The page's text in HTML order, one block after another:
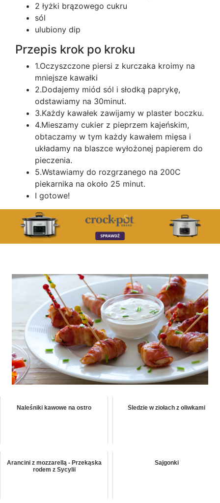
2 łyżki brązowego cukru
sól
ulubiony dip
Przepis krok po kroku
1.Oczyszczone piersi z kurczaka kroimy na
mniejsze kawałki
2.Dodajemy miód sól i słodką paprykę,
odstawiamy na 30minut.
3.Każdy kawałek zawijamy w plaster boczku.
4.Mieszamy cukier z pieprzem kajeńskim,
obtaczamy w tym każdy kawałem mięsa i
układamy na blaszce wyłożonej papierem do
pieczenia.
5.Wstawiamy do rozgrzanego na 200C
piekarnika na około 25 minut.
I gotowe!
Naleśniki kawowe na ostro Śledzie w ziołach z oliwkami
Arancini z mozzarellą - Przekąska
rodem z Sycylii
Sajgonki